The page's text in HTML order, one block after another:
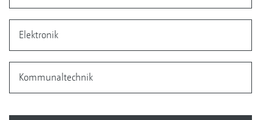
Elektronik
Kommunaltechnik